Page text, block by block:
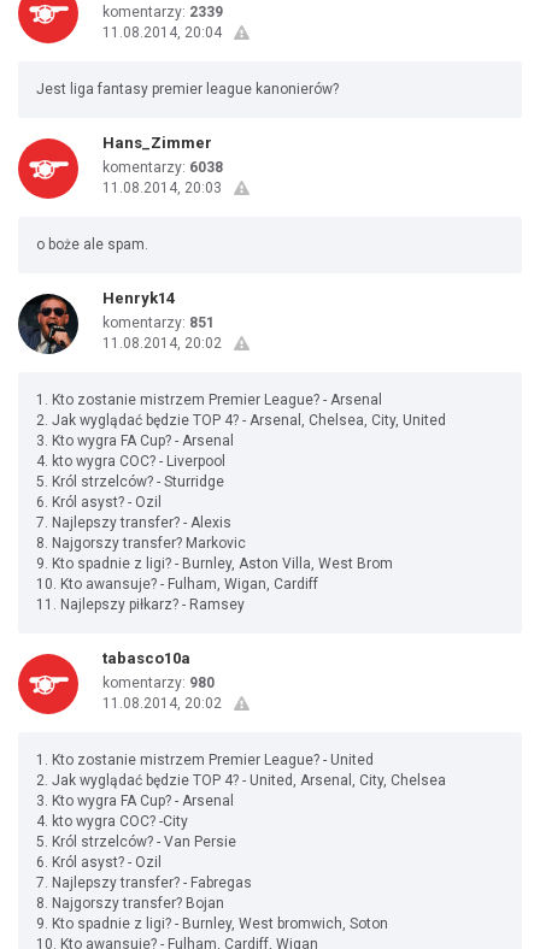
komentarzy: 2339
11.08.2014, 20:04
Jest liga fantasy premier league kanonierów?
Hans_Zimmer
komentarzy: 6038
11.08.2014, 20:03
o boże ale spam.
Henryk14
komentarzy: 851
11.08.2014, 20:02
1. Kto zostanie mistrzem Premier League? - Arsenal
2. Jak wyglądać będzie TOP 4? - Arsenal, Chelsea, City, United
3. Kto wygra FA Cup? - Arsenal
4. kto wygra COC? - Liverpool
5. Król strzelców? - Sturridge
6. Król asyst? - Ozil
7. Najlepszy transfer? - Alexis
8. Najgorszy transfer? Markovic
9. Kto spadnie z ligi? - Burnley, Aston Villa, West Brom
10. Kto awansuje? - Fulham, Wigan, Cardiff
11. Najlepszy piłkarz? - Ramsey
tabasco10a
komentarzy: 980
11.08.2014, 20:02
1. Kto zostanie mistrzem Premier League? - United
2. Jak wyglądać będzie TOP 4? - United, Arsenal, City, Chelsea
3. Kto wygra FA Cup? - Arsenal
4. kto wygra COC? -City
5. Król strzelców? - Van Persie
6. Król asyst? - Ozil
7. Najlepszy transfer? - Fabregas
8. Najgorszy transfer? Bojan
9. Kto spadnie z ligi? - Burnley, West bromwich, Soton
10. Kto awansuje? - Fulham, Cardiff, Wigan